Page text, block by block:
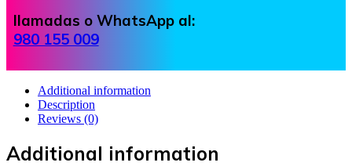
llamadas o WhatsApp al:
980 155 009
Additional information
Description
Reviews (0)
Additional information